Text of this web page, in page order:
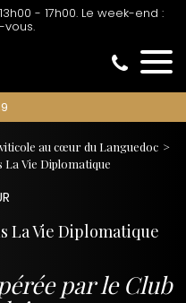
vous.
au cœur du Languedoc
La Vie Diplomatique
La Vie Diplomatique
par le Club